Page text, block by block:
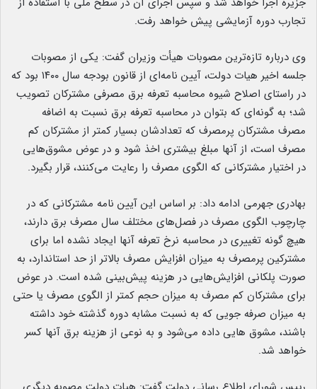
تجارب دوره آزمایشی پیش خواهد رفت.
وی درباره تازه‌ترین مصوبات هیأت وزیران گفت: یکی از مصوبات
جلسه اخیر هیات دولت، آیین نامه‌ای از قانون بودجه سال ۱۴۰۰ بود که
در راستای اصلاح شیوه محاسبه تعرفه برق مصرفی مشترکان تصویب
شد؛ به گونه‌ای که بتوان در محاسبه تعرفه برق نسبت به اضافه
مصرف مشترکان پرمصرف که تعدادشان بسیار کمتر از مشترکان کم
مصرف است، از آنها مبلغ بیشتری اخذ شود و در عوض مشوق‌هایی
در اختیار مشترکانی که الگوی مصرف را رعایت می‌کنند، قرار بگیرد.
بهادری جهرمی ادامه داد: بر اساس این آیین نامه مشترکانی که در
چارچوب الگوی مصرف در فصل‌های مختلف سال مصرف برق دارند،
هیچ گونه تغییری در محاسبه نرخ تعرفه آنها ایجاد نشده اما برای
مشترکین پرمصرف به میزان افزایش مصرف بالاتر از حد استاندارد، به
صورت پلکانی افزایش‌هایی در هزینه پیش‌بینی شده است. در عوض
برای مشترکان کم مصرف به میزان حجم کمتر از الگوی مصرف یا حتی
به میزان صرفه جویی که به نسبت مشابه دوره گذشته خود داشته
باشند، مشوق هایی داده می‌شود و به نوعی از هزینه برق آنها کسر
خواهد شد.